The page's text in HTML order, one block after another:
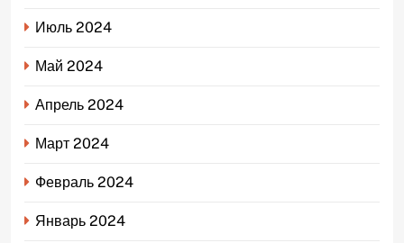
Июль 2024
Май 2024
Апрель 2024
Март 2024
Февраль 2024
Январь 2024